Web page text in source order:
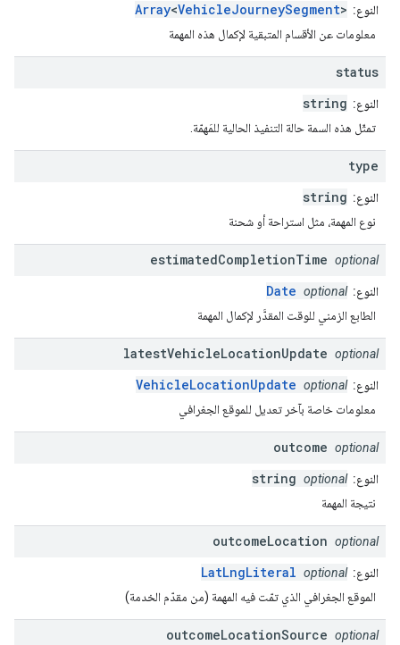
النوع: Array<VehicleJourneySegment>
معلومات عن الأقسام المتبقية لإكمال هذه المهمة
status
النوع: string
تمثّل هذه السمة حالة التنفيذ الحالية للمَهمّة.
type
النوع: string
نوع المهمة، مثل استراحة أو شحنة
estimatedCompletionTime optional
النوع: Date optional
الطابع الزمني للوقت المقدَّر لإكمال المهمة
latestVehicleLocationUpdate optional
النوع: VehicleLocationUpdate optional
معلومات خاصة بآخر تعديل للموقع الجغرافي
outcome optional
النوع: string optional
نتيجة المهمة
outcomeLocation optional
النوع: LatLngLiteral optional
الموقع الجغرافي الذي تمّت فيه المهمة (من مقدّم الخدمة)
outcomeLocationSource optional